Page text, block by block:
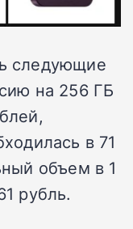
следующие
на 256 ГБ
в 71
объем в 1
рубль.